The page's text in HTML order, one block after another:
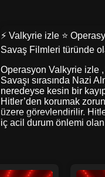
⚡ Valkyrie izle ⭐
Savaş Filmleri türünde
Operasyon Valkyrie izle
Savaşı sırasında Nazi
neredeyse kesin bir
Hitler’den korumak
üzere görevlendirilir.
iç acil durum önlemi